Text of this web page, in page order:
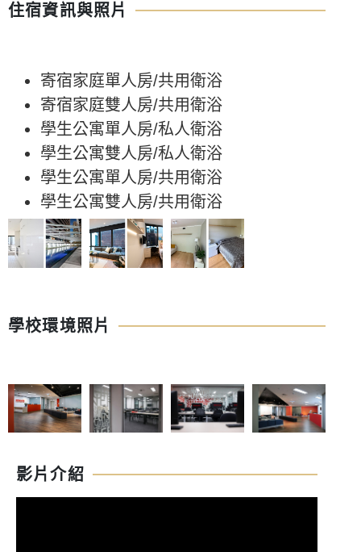
住宿資訊與照片
寄宿家庭單人房/共用衛浴
寄宿家庭雙人房/共用衛浴
學生公寓單人房/私人衛浴
學生公寓雙人房/私人衛浴
學生公寓單人房/共用衛浴
學生公寓雙人房/共用衛浴
學校環境照片
影片介紹